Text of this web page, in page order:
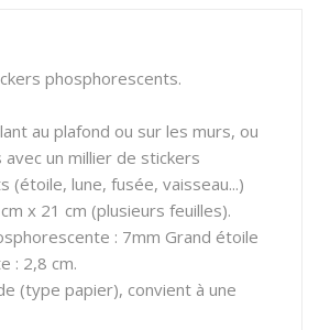
phosphorescents.
au plafond ou sur les murs, ou
un millier de stickers
(étoile, lune, fusée, vaisseau...)
x 21 cm (plusieurs feuilles).
: 7mm Grand étoile
: 2,8 cm.
(type papier), convient à une